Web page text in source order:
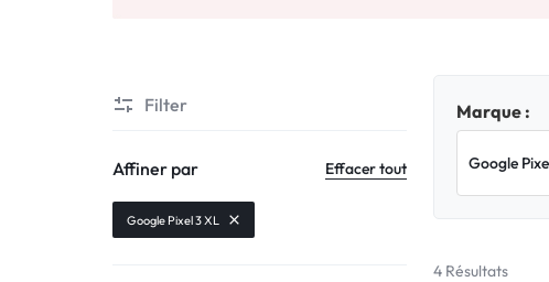
FRANCE
OnePlus
Marque :
4 Résultats
Filter
Affiner par Effacer tout
Google Pixel 3 XL